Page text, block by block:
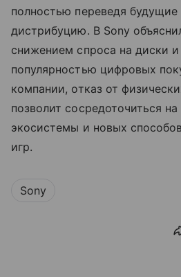
полностью переведя
дистрибуцию. В Sony
снижением спроса на диски
популярностью цифровых
компании, отказ от
позволит сосредоточиться
экосистемы и новых
игр.
Sony